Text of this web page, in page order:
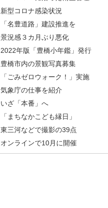
新型コロナ感染状況
「名豊道路」建設推進を
景況感３カ月ぶり悪化
2022年版「豊橋小年鑑」発行
豊橋市内の景観写真募集
「ごみゼロウォーク！」実施
気象庁の仕事を紹介
いざ「本番」へ
「まちなかこども縁日」
東三河などで撮影の39点
オンラインで10月に開催